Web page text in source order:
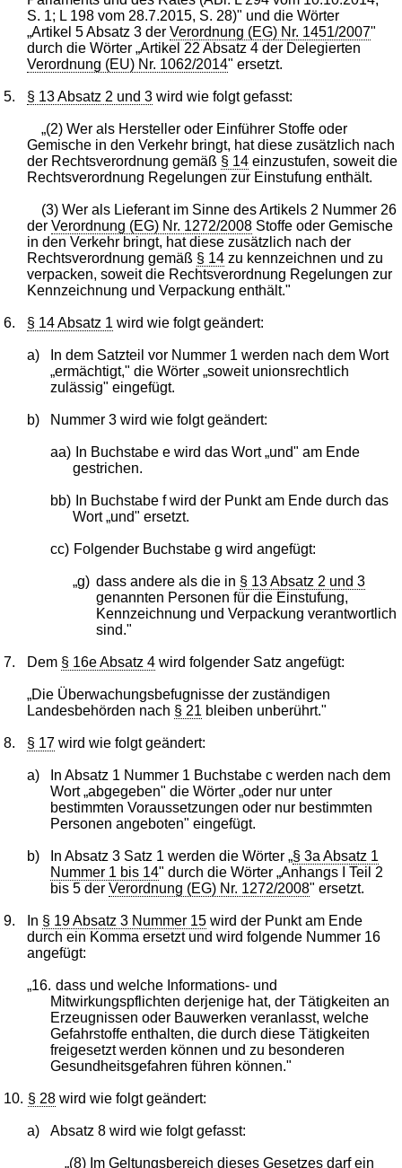
S. 1; L 198 vom 28.7.2015, S. 28)" und die Wörter
„Artikel 5 Absatz 3 derVerordnung (EG) Nr. 1451/2007"
durch die Wörter „Artikel 22 Absatz 4 der Delegierten
Verordnung (EU) Nr. 1062/2014" ersetzt.
5. § 13 Absatz 2 und 3 wird wie folgt gefasst:
„(2) Wer als Hersteller oder Einführer Stoffe oder
Gemische in den Verkehr bringt, hat diese zusätzlich nach
der Rechtsverordnung gemäß § 14 einzustufen, soweit die
Rechtsverordnung Regelungen zur Einstufung enthält.
(3) Wer als Lieferant im Sinne des Artikels 2 Nummer 26
derVerordnung (EG) Nr. 1272/2008 Stoffe oder Gemische
in den Verkehr bringt, hat diese zusätzlich nach der
Rechtsverordnung gemäß § 14 zu kennzeichnen und zu
verpacken, soweit die Rechtsverordnung Regelungen zur
Kennzeichnung und Verpackung enthält."
6. § 14 Absatz 1 wird wie folgt geändert:
a)
In dem Satzteil vor Nummer 1 werden nach dem Wort
„ermächtigt," die Wörter „soweit unionsrechtlich
zulässig" eingefügt.
b) Nummer 3 wird wie folgt geändert:
aa)
In Buchstabe e wird das Wort „und" am Ende
gestrichen.
bb)
In Buchstabe f wird der Punkt am Ende durch das
Wort „und" ersetzt.
cc) Folgender Buchstabe g wird angefügt:
„g) dass andere als die in § 13 Absatz 2 und 3
genannten Personen für die Einstufung,
Kennzeichnung und Verpackung verantwortlich
sind."
7. Dem § 16e Absatz 4 wird folgender Satz angefügt:
„Die Überwachungsbefugnisse der zuständigen
Landesbehörden nach § 21 bleiben unberührt."
8. § 17 wird wie folgt geändert:
a)
In Absatz 1 Nummer 1 Buchstabe c werden nach dem
Wort „abgegeben" die Wörter „oder nur unter
bestimmten Voraussetzungen oder nur bestimmten
Personen angeboten" eingefügt.
b) In Absatz 3 Satz 1 werden die Wörter „§ 3a Absatz 1
Nummer 1 bis 14" durch die Wörter „Anhangs I Teil 2
bis 5 der Verordnung (EG) Nr. 1272/2008" ersetzt.
9. In § 19 Absatz 3 Nummer 15 wird der Punkt am Ende
durch ein Komma ersetzt und wird folgende Nummer 16
angefügt:
„16. dass und welche Informations- und
Mitwirkungspflichten derjenige hat, der Tätigkeiten an
Erzeugnissen oder Bauwerken veranlasst, welche
Gefahrstoffe enthalten, die durch diese Tätigkeiten
freigesetzt werden können und zu besonderen
Gesundheitsgefahren führen können."
10. § 28 wird wie folgt geändert:
a) Absatz 8 wird wie folgt gefasst:
„(8) Im Geltungsbereich dieses Gesetzes darf ein